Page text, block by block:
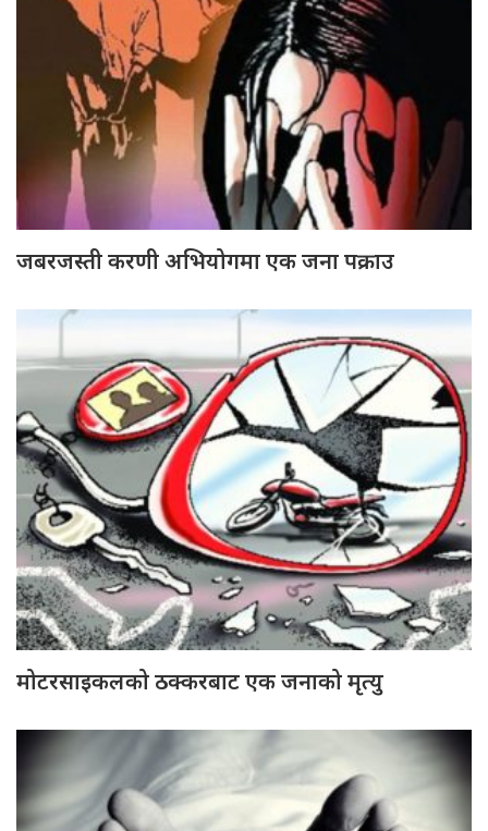
जबरजस्ती करणी अभियोगमा एक जना पक्राउ
मोटरसाइकलको ठक्करबाट एक जनाको मृत्यु